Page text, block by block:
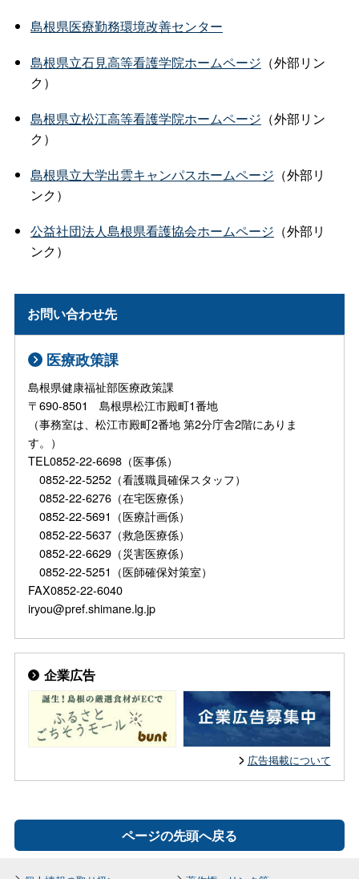
島根県医療勤務環境改善センター
島根県立石見高等看護学院ホームページ （外部リン
ク）
島根県立松江高等看護学院ホームページ （外部リン
ク）
島根県立大学出雲キャンパスホームページ （外部リ
ンク）
公益社団法人島根県看護協会ホームページ （外部リ
ンク）
お問い合わせ先
医療政策課
島根県健康福祉部医療政策課
〒690-8501 島根県松江市殿町1番地
（事務室は、松江市殿町2番地 第2分庁舎2階にありま
す。）
TEL0852-22-6698（医事係）
0852-22-5252（看護職員確保スタッフ）
0852-22-6276（在宅医療係）
0852-22-5691（医療計画係）
0852-22-5637（救急医療係）
0852-22-6629（災害医療係）
0852-22-5251（医師確保対策室）
FAX0852-22-6040
iryou@pref.shimane.lg.jp
企業広告
広告掲載について
ページの先頭へ戻る